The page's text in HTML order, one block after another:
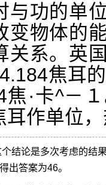
与功的单
变物体的
关系。英
焦耳
·卡^－
耳作单位
结论是多次考虑的结
出答案为46。